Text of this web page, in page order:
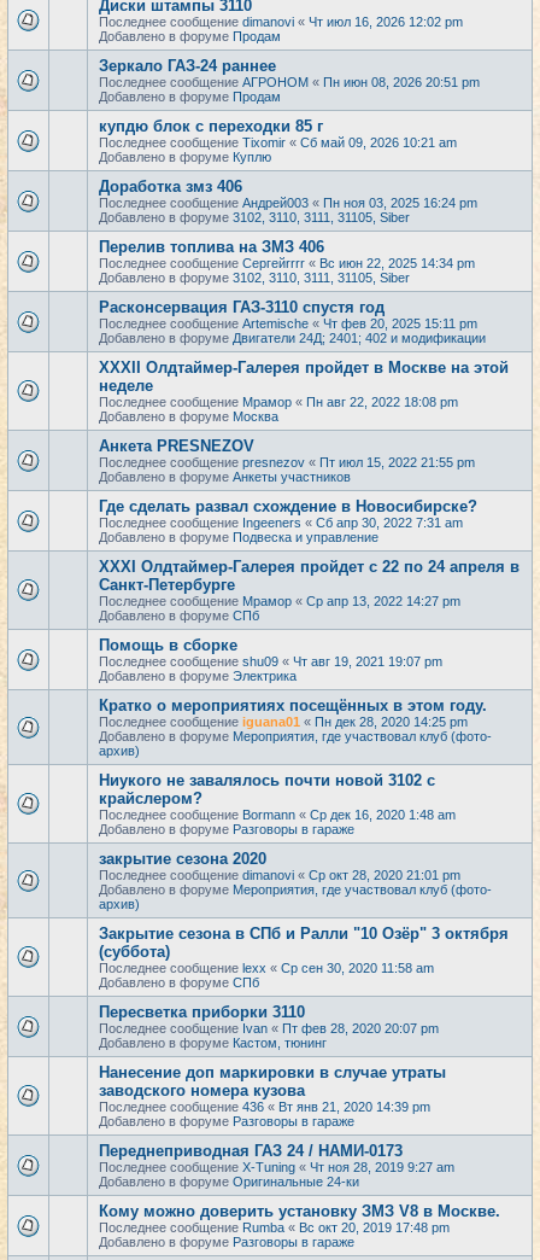
Диски штампы 3110
Последнее сообщение dimanovi « Чт июл 16, 2026 12:02 pm
Добавлено в форуме Продам
Зеркало ГАЗ-24 раннее
Последнее сообщение АГРОНОМ « Пн июн 08, 2026 20:51 pm
Добавлено в форуме Продам
купдю блок с переходки 85 г
Последнее сообщение Tixomir « Сб май 09, 2026 10:21 am
Добавлено в форуме Куплю
Доработка змз 406
Последнее сообщение Андрей003 « Пн ноя 03, 2025 16:24 pm
Добавлено в форуме 3102, 3110, 3111, 31105, Siber
Перелив топлива на ЗМЗ 406
Последнее сообщение Сергейrrrr « Вс июн 22, 2025 14:34 pm
Добавлено в форуме 3102, 3110, 3111, 31105, Siber
Расконсервация ГАЗ-3110 спустя год
Последнее сообщение Artemische « Чт фев 20, 2025 15:11 pm
Добавлено в форуме Двигатели 24Д; 2401; 402 и модификации
XXXII Олдтаймер-Галерея пройдет в Москве на этой
неделе
Последнее сообщение Мрамор « Пн авг 22, 2022 18:08 pm
Добавлено в форуме Москва
Анкета PRESNEZOV
Последнее сообщение presnezov « Пт июл 15, 2022 21:55 pm
Добавлено в форуме Анкеты участников
Где сделать развал схождение в Новосибирске?
Последнее сообщение Ingeeners « Сб апр 30, 2022 7:31 am
Добавлено в форуме Подвеска и управление
XXXI Олдтаймер-Галерея пройдет с 22 по 24 апреля в
Санкт-Петербурге
Последнее сообщение Мрамор « Ср апр 13, 2022 14:27 pm
Добавлено в форуме СПб
Помощь в сборке
Последнее сообщение shu09 « Чт авг 19, 2021 19:07 pm
Добавлено в форуме Электрика
Кратко о мероприятиях посещённых в этом году.
Последнее сообщение iguana01 « Пн дек 28, 2020 14:25 pm
Добавлено в форуме Мероприятия, где участвовал клуб (фото-
архив)
Ниукого не завалялось почти новой 3102 с
крайслером?
Последнее сообщение Bormann « Ср дек 16, 2020 1:48 am
Добавлено в форуме Разговоры в гараже
закрытие сезона 2020
Последнее сообщение dimanovi « Ср окт 28, 2020 21:01 pm
Добавлено в форуме Мероприятия, где участвовал клуб (фото-
архив)
Закрытие сезона в СПб и Ралли "10 Озёр" 3 октября
(суббота)
Последнее сообщение lexx « Ср сен 30, 2020 11:58 am
Добавлено в форуме СПб
Пересветка приборки 3110
Последнее сообщение Ivan « Пт фев 28, 2020 20:07 pm
Добавлено в форуме Кастом, тюнинг
Нанесение доп маркировки в случае утраты
заводского номера кузова
Последнее сообщение 436 « Вт янв 21, 2020 14:39 pm
Добавлено в форуме Разговоры в гараже
Переднеприводная ГАЗ 24 / НАМИ-0173
Последнее сообщение X-Tuning « Чт ноя 28, 2019 9:27 am
Добавлено в форуме Оригинальные 24-ки
Кому можно доверить установку ЗМЗ V8 в Москве.
Последнее сообщение Rumba « Вс окт 20, 2019 17:48 pm
Добавлено в форуме Разговоры в гараже